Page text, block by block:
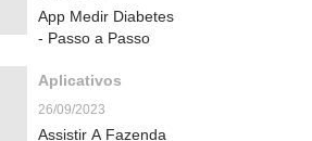
App Medir Diabetes
- Passo a Passo
Aplicativos
26/09/2023
Assistir A Fazenda